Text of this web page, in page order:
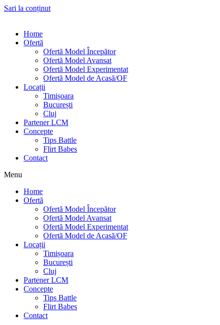
Sari la conținut
Home
Ofertă
Ofertă Model Începător
Ofertă Model Avansat
Ofertă Model Experimentat
Ofertă Model de Acasă/OF
Locații
Timișoara
București
Cluj
Partener LCM
Concepte
Tips Battle
Flirt Babes
Contact
Menu
Home
Ofertă
Ofertă Model Începător
Ofertă Model Avansat
Ofertă Model Experimentat
Ofertă Model de Acasă/OF
Locații
Timișoara
București
Cluj
Partener LCM
Concepte
Tips Battle
Flirt Babes
Contact